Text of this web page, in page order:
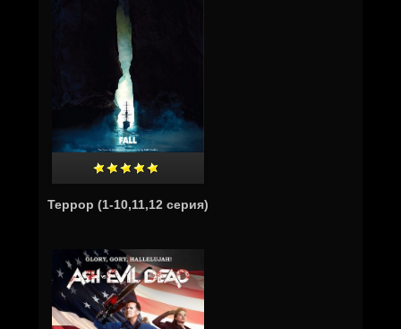
Террор (1-10,11,12 серия)